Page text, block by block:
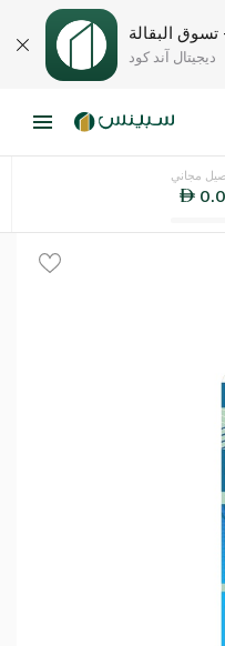
البقالة
ديجيتال آند كود
مجاني